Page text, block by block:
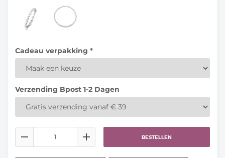
Cadeau verpakking *
Verzending Bpost 1-2 Dagen
BESTELLEN